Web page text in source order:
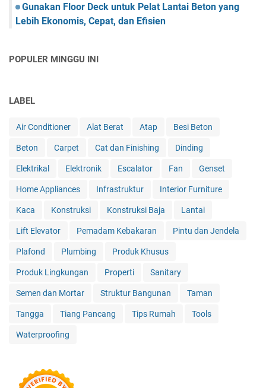
Gunakan Floor Deck untuk Pelat Lantai Beton yang
Lebih Ekonomis, Cepat, dan Efisien
POPULER MINGGU INI
LABEL
Air Conditioner Alat Berat Atap Besi Beton
Beton Carpet Cat dan Finishing Dinding
Elektrikal Elektronik Escalator Fan Genset
Home Appliances Infrastruktur Interior Furniture
Kaca Konstruksi Konstruksi Baja Lantai
Lift Elevator Pemadam Kebakaran Pintu dan Jendela
Plafond Plumbing Produk Khusus
Produk Lingkungan Properti Sanitary
Semen dan Mortar Struktur Bangunan Taman
Tangga Tiang Pancang Tips Rumah Tools
Waterproofing